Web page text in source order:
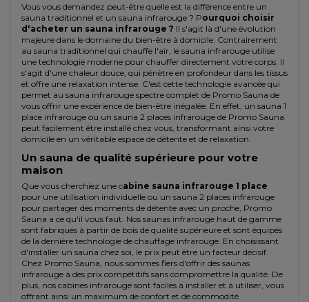
Vous vous demandez peut-être quelle est la différence entre un
sauna traditionnel et un sauna infrarouge ? Pourquoi choisir
d'acheter un sauna infrarouge ? Il s'agit là d'une évolution
majeure dans le domaine du bien-être à domicile. Contrairement
au sauna traditionnel qui chauffe l'air, le sauna infrarouge utilise
une technologie moderne pour chauffer directement votre corps. Il
s'agit d'une chaleur douce, qui pénètre en profondeur dans les tissus
et offre une relaxation intense. C'est cette technologie avancée qui
permet au sauna infrarouge spectre complet de Promo Sauna de
vous offrir une expérience de bien-être inégalée. En effet, un sauna 1
place infrarouge ou un sauna 2 places infrarouge de Promo Sauna
peut facilement être installé chez vous, transformant ainsi votre
domicile en un véritable espace de détente et de relaxation.
Un sauna de qualité supérieure pour votre
maison
Que vous cherchiez une cabine sauna infrarouge 1 place
pour une utilisation individuelle ou un sauna 2 places infrarouge
pour partager des moments de détente avec un proche, Promo
Sauna a ce qu'il vous faut. Nos saunas infrarouge haut de gamme
sont fabriqués à partir de bois de qualité supérieure et sont équipés
de la dernière technologie de chauffage infrarouge. En choisissant
d'installer un sauna chez soi, le prix peut être un facteur décisif.
Chez Promo Sauna, nous sommes fiers d'offrir des saunas
infrarouge à des prix compétitifs sans compromettre la qualité. De
plus, nos cabines infrarouge sont faciles à installer et à utiliser, vous
offrant ainsi un maximum de confort et de commodité.